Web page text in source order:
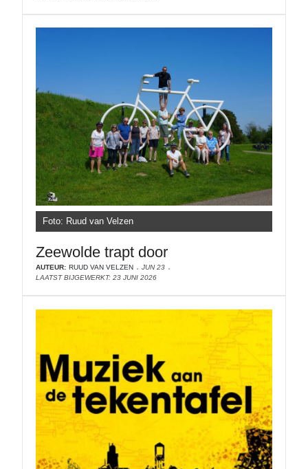
Foto: Ruud van Velzen
Zeewolde trapt door
AUTEUR: RUUD VAN VELZEN
JUN 23
LAATST BIJGEWERKT: 23 JUNI 2026